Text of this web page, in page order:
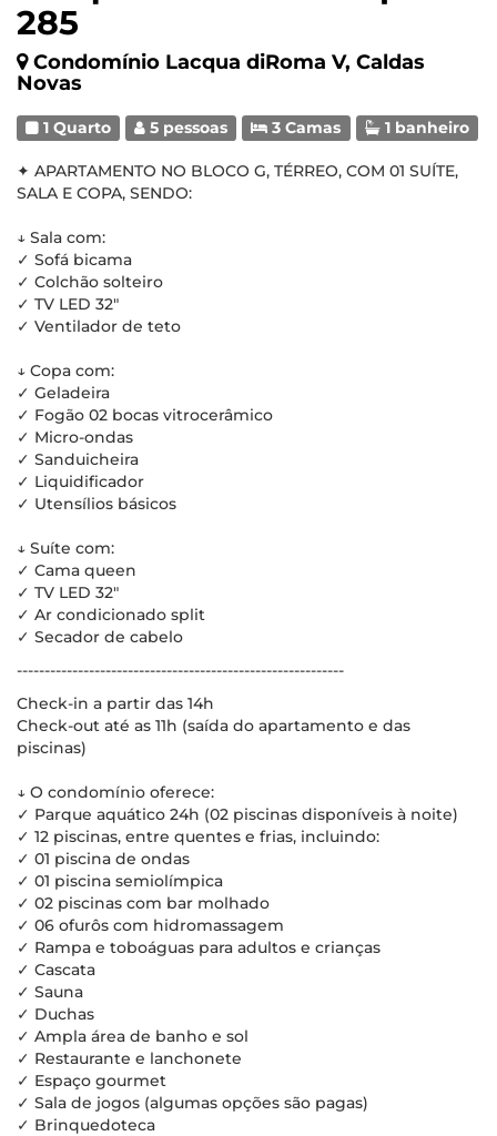
285
Condomínio Lacqua diRoma V, Caldas
Novas
1 Quarto 5 pessoas 3 Camas 1 banheiro
✦ APARTAMENTO NO BLOCO G, TÉRREO, COM 01 SUÍTE,
SALA E COPA, SENDO:
↓ Sala com:
✓ Sofá bicama
✓ Colchão solteiro
✓ TV LED 32"
✓ Ventilador de teto
↓ Copa com:
✓ Geladeira
✓ Fogão 02 bocas vitrocerâmico
✓ Micro-ondas
✓ Sanduicheira
✓ Liquidificador
✓ Utensílios básicos
↓ Suíte com:
✓ Cama queen
✓ TV LED 32"
✓ Ar condicionado split
✓ Secador de cabelo
-----------------------------------------------------------
Check-in a partir das 14h
Check-out até as 11h (saída do apartamento e das
piscinas)
↓ O condomínio oferece:
✓ Parque aquático 24h (02 piscinas disponíveis à noite)
✓ 12 piscinas, entre quentes e frias, incluindo:
✓ 01 piscina de ondas
✓ 01 piscina semiolímpica
✓ 02 piscinas com bar molhado
✓ 06 ofurôs com hidromassagem
✓ Rampa e toboáguas para adultos e crianças
✓ Cascata
✓ Sauna
✓ Duchas
✓ Ampla área de banho e sol
✓ Restaurante e lanchonete
✓ Espaço gourmet
✓ Sala de jogos (algumas opções são pagas)
✓ Brinquedoteca